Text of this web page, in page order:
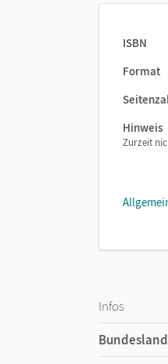
ISBN
Format
Hinweis
Zurzeit
Infos
Bundesland